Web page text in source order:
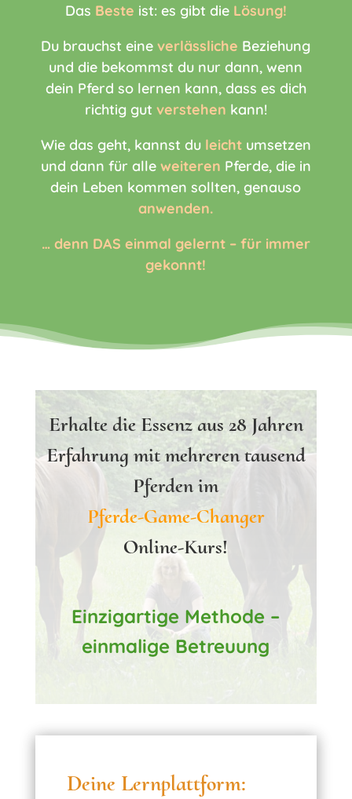
Das Beste ist: es gibt die Lösung!
Du brauchst eineverlässliche Beziehung
und die bekommst du nur dann, wenn
dein Pferd so lernen kann, dass es dich
richtig gut verstehen kann!
Wie das geht, kannst du leicht umsetzen
und dann für alle weiteren Pferde, die in
dein Leben kommen sollten, genauso
anwenden.
… denn DAS einmal gelernt – für immer
gekonnt!
Erhalte die Essenz aus 28 Jahren
Erfahrung mit mehreren tausend
Pferden im
Pferde-Game-Changer
Online-Kurs!
Einzigartige Methode –
einmalige Betreuung
Deine Lernplattform: